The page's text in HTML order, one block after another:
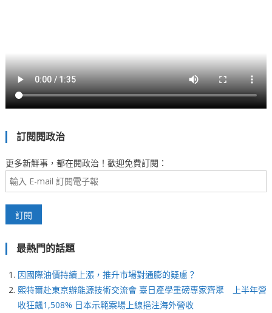
訂閱閱政治
更多新鮮事，都在閱政治！歡迎免費訂閱：
最熱門的話題
因國際油價持續上漲，推升市場對通膨的疑慮？
熙特爾赴東京辦能源技術交流會 臺日產學重磅專家齊聚 上半年營
收狂飆1,508% 日本示範案場上線挹注海外營收